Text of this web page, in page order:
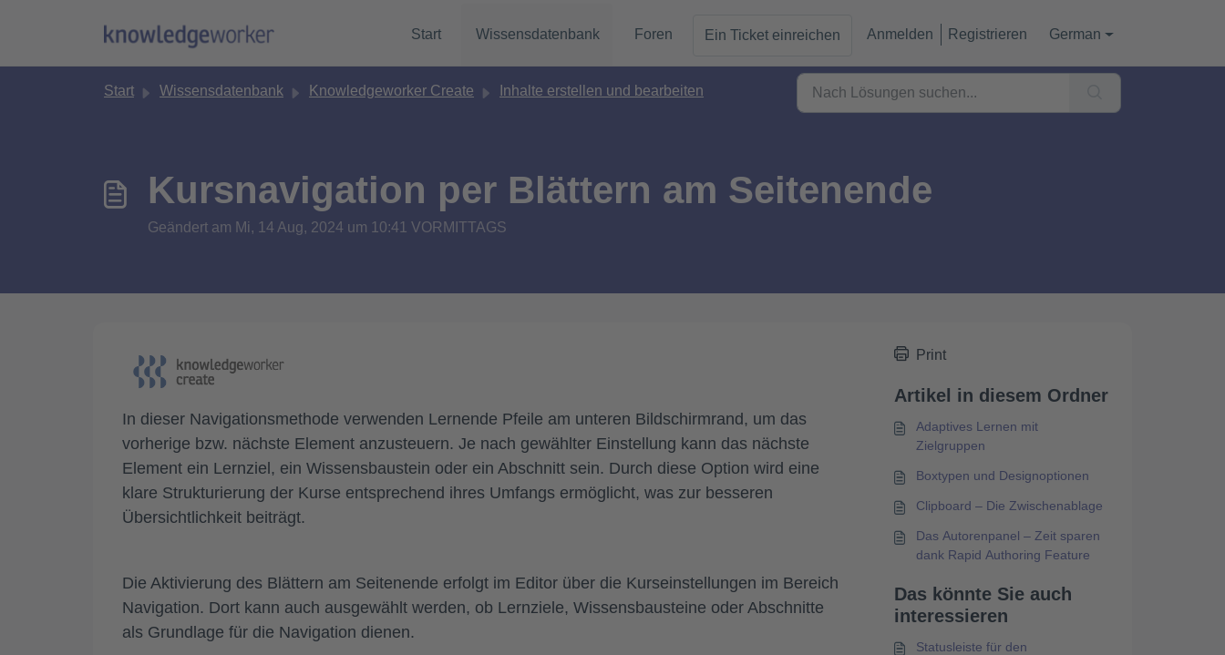
Start
Wissensdatenbank Foren Ein Ticket einreichen Anmelden Registrieren German
Start Wissensdatenbank Knowledgeworker Create Inhalte erstellen und bearbeiten
Kursnavigation per Blättern am Seitenende
Geändert am Mi, 14 Aug, 2024 um 10:41 VORMITTAGS
In dieser Navigationsmethode verwenden Lernende Pfeile am unteren Bildschirmrand, um das
vorherige bzw. nächste Element anzusteuern. Je nach gewählter Einstellung kann das nächste
Element ein Lernziel, ein Wissensbaustein oder ein Abschnitt sein. Durch diese Option wird eine
klare Strukturierung der Kurse entsprechend ihres Umfangs ermöglicht, was zur besseren
Übersichtlichkeit beiträgt.
Die Aktivierung des Blättern am Seitenende erfolgt im Editor über die Kurseinstellungen im Bereich
Navigation. Dort kann auch ausgewählt werden, ob Lernziele, Wissensbausteine oder Abschnitte
als Grundlage für die Navigation dienen.
Print
Artikel in diesem Ordner
Adaptives Lernen mit
Zielgruppen
Boxtypen und Designoptionen
Clipboard – Die Zwischenablage
Das Autorenpanel – Zeit sparen
dank Rapid Authoring Feature
Das könnte Sie auch
interessieren
Statusleiste für den